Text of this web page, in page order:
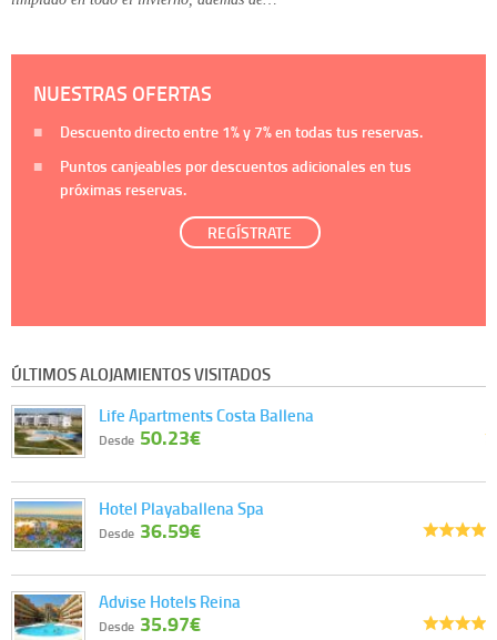
NUESTRAS OFERTAS
Descuento directo entre 1%y 7%en todas tus reservas.
Puntos canjeables por descuentos adicionales en tus
próximas reservas.
REGÍSTRATE
ÚLTIMOS ALOJAMIENTOS VISITADOS
Life Apartments Costa Ballena
Desde 50.23€
Hotel Playaballena Spa
Desde 36.59€
Advise Hotels Reina
Desde 35.97€